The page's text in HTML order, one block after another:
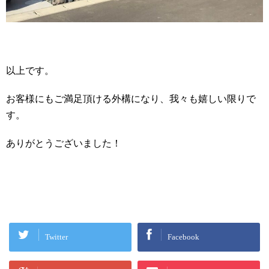
以上です。
お客様にもご満足頂ける外構になり、我々も嬉しい限りで
す。
ありがとうございました！
Twitter Facebook